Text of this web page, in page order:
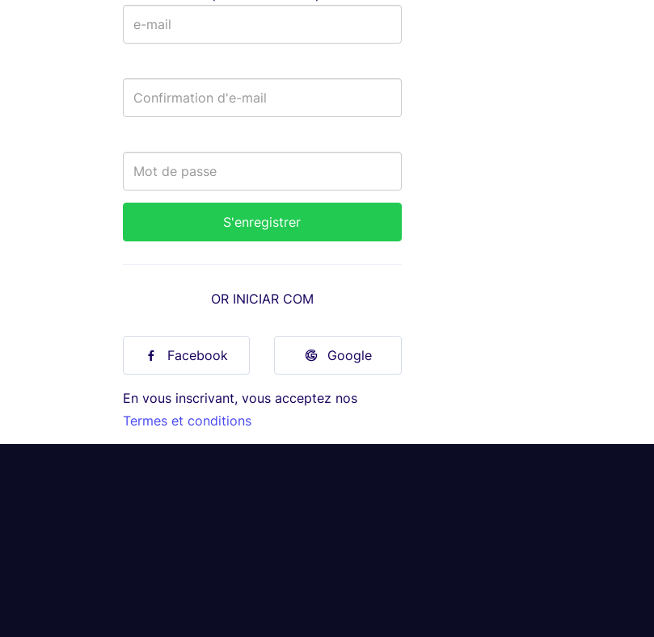
OR INICIAR COM
Facebook Google
En vous inscrivant, vous acceptez nos
Termes et conditions